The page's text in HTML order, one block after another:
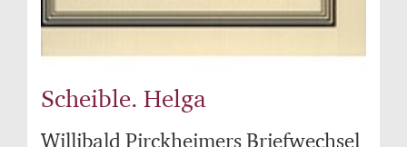
Scheible. Helga
Willibald Pirckheimers Briefwechsel